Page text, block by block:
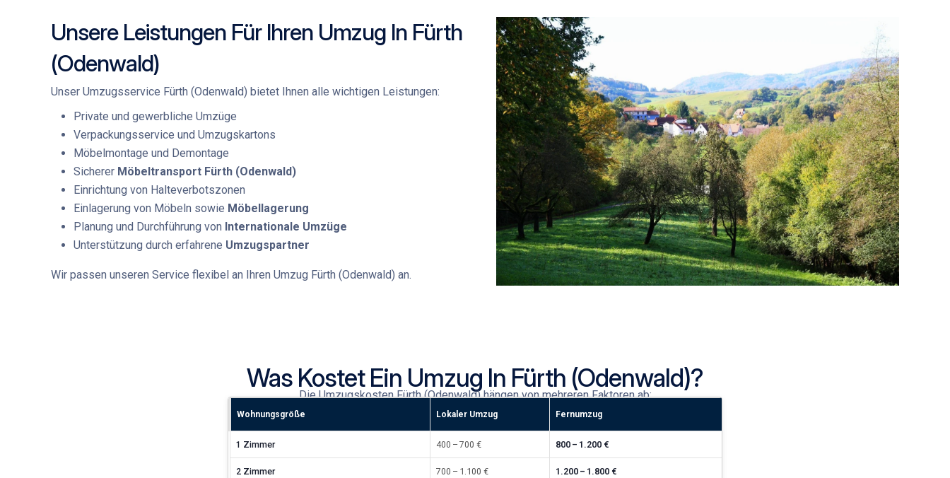
Unsere Leistungen Für Ihren Umzug In Fürth
(Odenwald)
Unser Umzugsservice Fürth (Odenwald) bietet Ihnen alle wichtigen Leistungen:
Private und gewerbliche Umzüge
Verpackungsservice und Umzugskartons
Möbelmontage und Demontage
Sicherer Möbeltransport Fürth (Odenwald)
Einrichtung von Halteverbotszonen
Einlagerung von Möbeln sowie Möbellagerung
Planung und Durchführung von Internationale Umzüge
Unterstützung durch erfahrene Umzugspartner
Wir passen unseren Service flexibel an Ihren Umzug Fürth (Odenwald) an.
Was Kostet Ein Umzug In Fürth (Odenwald)?
DieUmzugskosten Fürth (Odenwald)hängen von mehreren Faktoren ab:
Wohnungsgröße Lokaler Umzug Fernumzug
1 Zimmer 400 – 700 € 800 – 1.200 €
2 Zimmer 700 – 1.100 € 1.200 – 1.800 €